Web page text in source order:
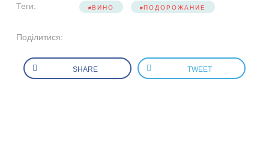
Теги: ВИНО ПОДОРОЖАНИЕ
Поділитися:
SHARE TWEET